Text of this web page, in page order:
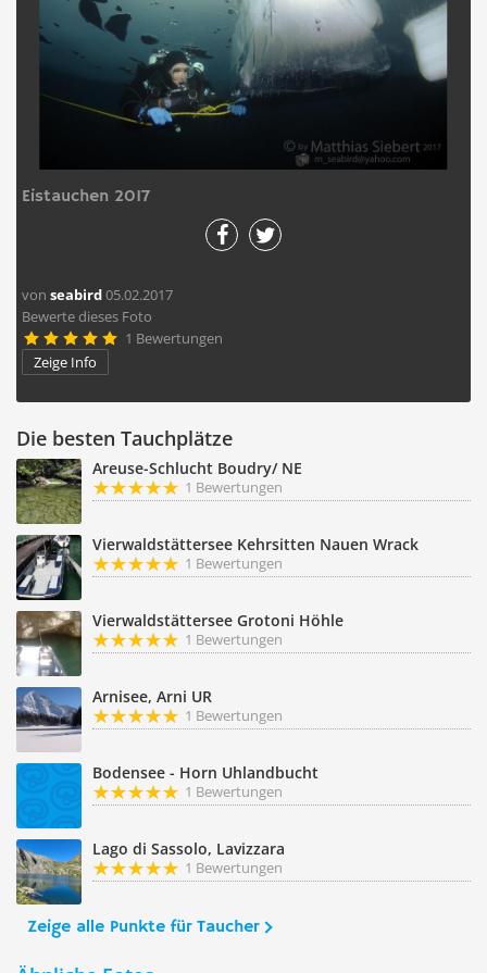
Eistauchen 2017
von seabird05.02.2017
Bewerte dieses Foto
     1 Bewertungen
Zeige Info
Die besten Tauchplätze
Areuse-Schlucht Boudry/ NE
1 Bewertungen
Vierwaldstättersee Kehrsitten Nauen Wrack
1 Bewertungen
Vierwaldstättersee Grotoni Höhle
1 Bewertungen
Arnisee, Arni UR
1 Bewertungen
Bodensee - Horn Uhlandbucht
1 Bewertungen
Lago di Sassolo, Lavizzara
1 Bewertungen
Zeige alle Punkte für Taucher